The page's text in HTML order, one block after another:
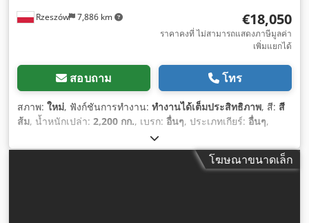
Rzeszów 7,886 km €18,050
ราคาคงที่ ไม่สามารถแสดงภาษีมูลค่า
เพิ่มแยกได้
สอบถาม โทร
สภาพ: ใหม่, ฟังก์ชันการทำงาน: ทำงานได้เต็มประสิทธิภาพ, สี: สี
ส้ม, น้ำหนักเปล่า: 2,200 กก., เบรก: อื่นๆ, ประเภทเกียร์: อื่นๆ,
, ความยาวพื้นที่บรรทุก:
ความสูงพื้นที่บรรทุกสินค้า:2,821 มม, ปีที่ผลิต:2026, อุปกรณ์:ไฟ
โฆษณาขนาดเล็ก